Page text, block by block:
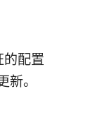
的配置
。